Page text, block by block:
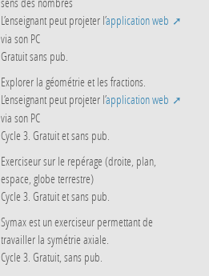
L’enseignant peut projeter l’application web
via son PC
Gratuit sans pub.
Explorer la géométrie et les fractions.
L’enseignant peut projeter l’application web
via son PC
Cycle 3. Gratuit et sans pub.
Exerciseur sur le repérage (droite, plan,
espace, globe terrestre)
Cycle 3. Gratuit et sans pub.
Symax est un exerciseur permettant de
travailler la symétrie axiale.
Cycle 3. Gratuit, sans pub.